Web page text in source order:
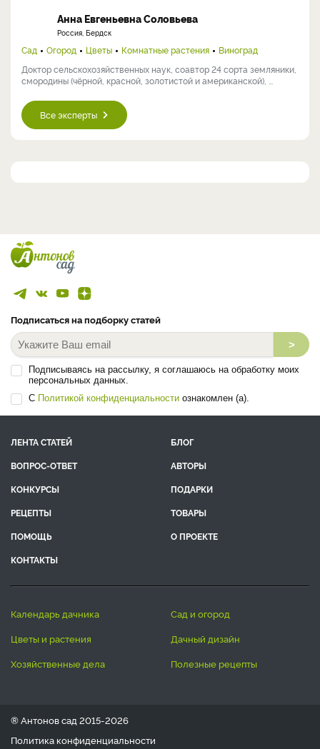
Анна Евгеньевна Соловьева
Россия, Бердск
Сад Огород Цветы Комнатные растения
Виноград
Доктор сельскохозяйственных наук, соавтор 24 сорта земляники,
смородины (чёрной, красной, золотистой и американской), ...
Все эксперты
Подписаться на подборку статей
>
Подписываясь на рассылку, я соглашаюсь на обработку моих
персональных данных.
С Политикой конфиденциальности ознакомлен (а).
ЛЕНТА СТАТЕЙ
БЛОГ
ВОПРОС-ОТВЕТ
АВТОРЫ
КОНКУРСЫ
ПОДАРКИ
РЕЦЕПТЫ
ТОВАРЫ
ПОМОЩЬ
О ПРОЕКТЕ
КОНТАКТЫ
календарь дачника
сад и огород
цветы и растения
дачный дизайн
хозяйственные дела
полезные рецепты
® Антонов сад 2015-2026
Политика конфиденциальности